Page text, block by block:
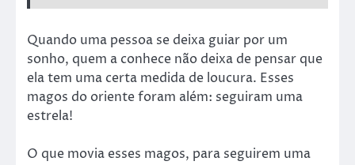
Quando uma pessoa se deixa guiar por um
sonho, quem a conhece não deixa de pensar que
ela tem uma certa medida de loucura. Esses
magos do oriente foram além: seguiram uma
estrela!
O que movia esses magos, para seguirem uma